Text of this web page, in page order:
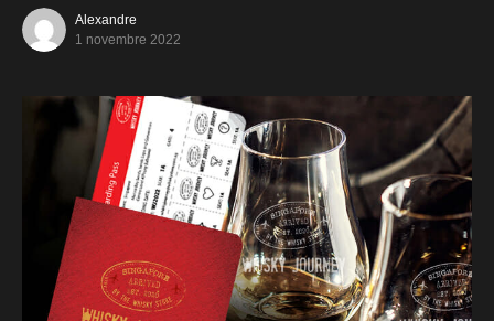
Alexandre
1 novembre 2022